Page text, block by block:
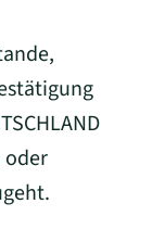
oder